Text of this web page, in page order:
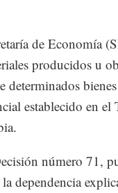
de Economía
producidos u
determinados
establecido en
número 71,
dependencia